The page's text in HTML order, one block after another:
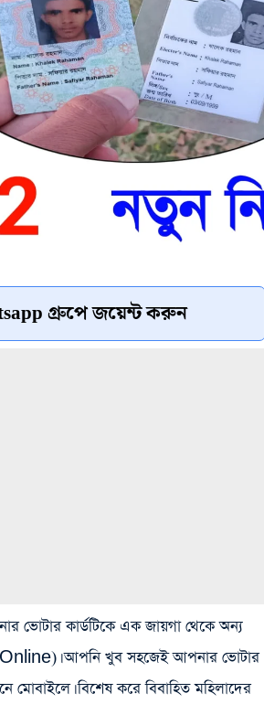
গ্রুপে জয়েন্ট করুন
ভোটার কার্ডটিকে এক জায়গা থেকে অন্য
আপনি খুব সহজেই আপনার ভোটার
মোবাইলে। বিশেষ করে বিবাহিত মহিলাদের